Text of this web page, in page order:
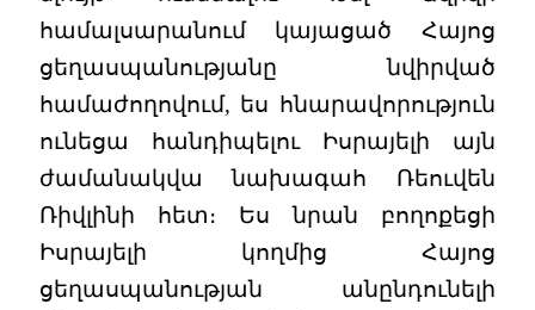
համալսարանում կայացած Հայոց
ցեղասպանությանը նվիրված
համաժողովում, ես հնարավորություն
ունեցա հանդիպելու Իսրայելի այն
ժամանակվա նախագահ Ռեուվեն
Ռիվլինի հետ։ Ես նրան բողոքեցի
Իսրայելի կողմից Հայոց
ցեղասպանության անընդունելի